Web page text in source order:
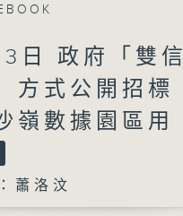
日 政府「雙信
方式公開招標
嶺數據園區用
蕭洛汶